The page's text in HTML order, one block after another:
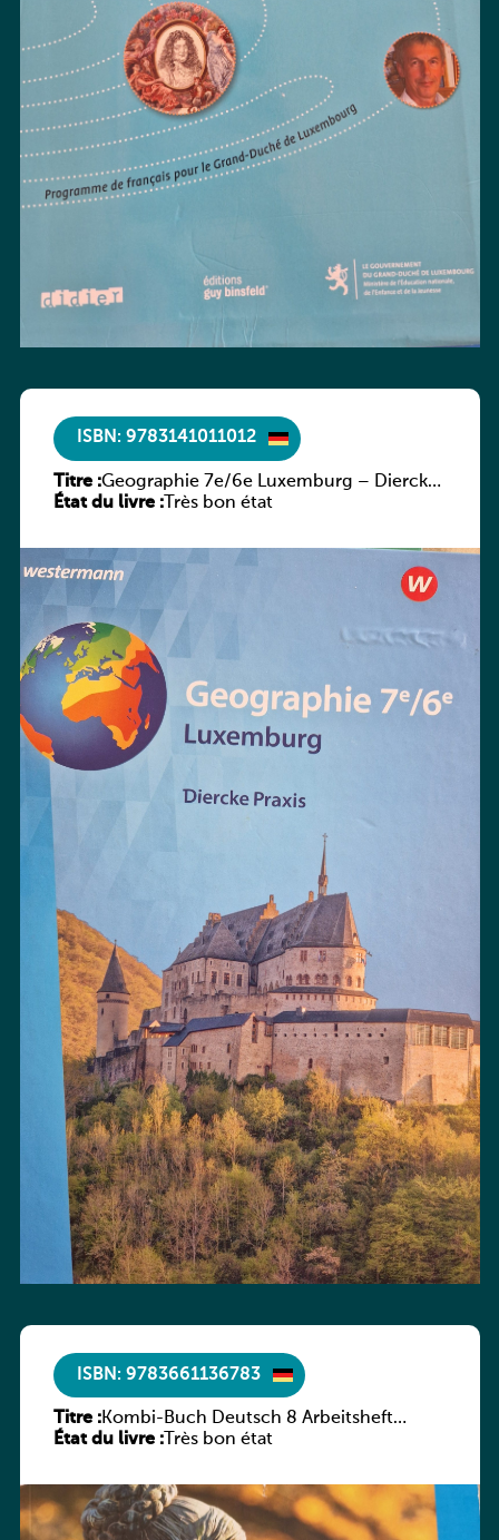
ISBN: 9783141011012
Titre :Geographie 7e/6e Luxemburg – Diercke
Praxis
État du livre :Très bon état
ISBN: 9783661136783
Titre :Kombi-Buch Deutsch 8 Arbeitsheft
(Neue Ausgabe Luxemburg)
État du livre :Très bon état